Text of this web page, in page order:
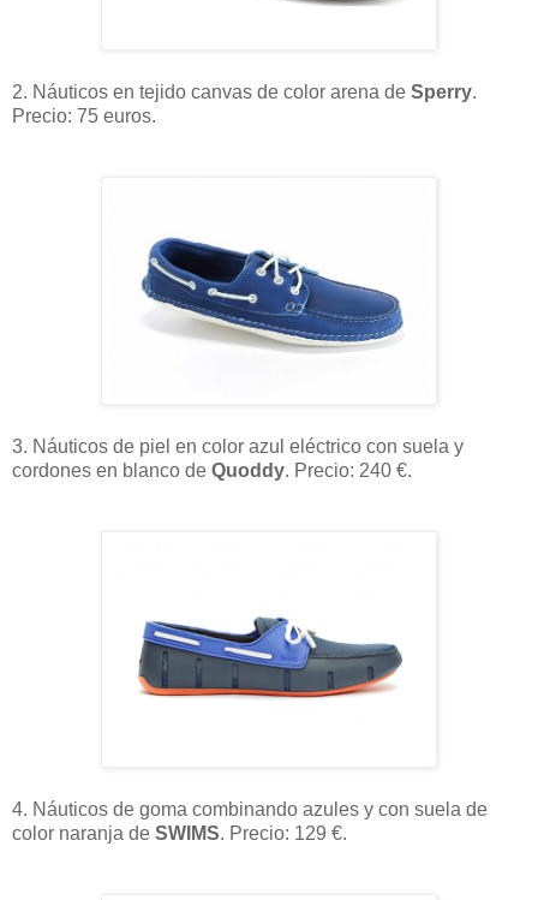
2. Náuticos en tejido canvas de color arena de Sperry.
Precio: 75 euros.
3. Náuticos de piel en color azul eléctrico con suela y
cordones en blanco de Quoddy. Precio: 240 €.
4. Náuticos de goma combinando azules y con suela de
color naranja de SWIMS. Precio: 129 €.